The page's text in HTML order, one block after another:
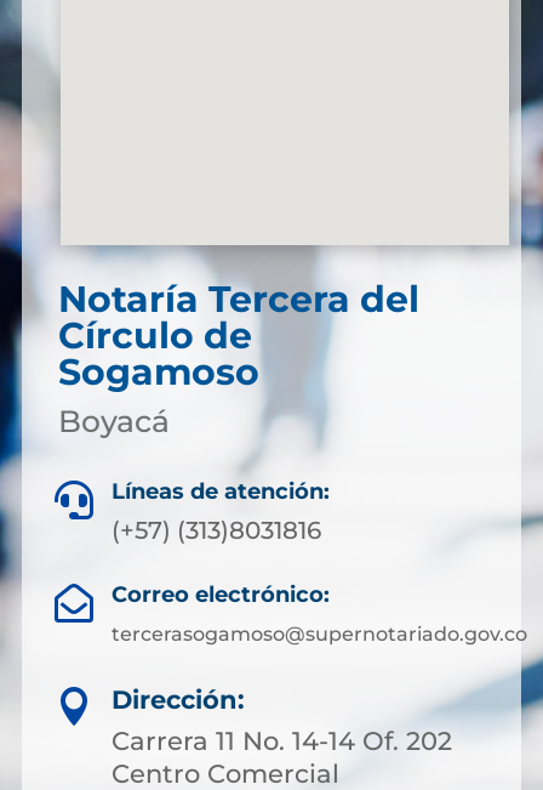
Notaría Tercera del
Círculo de
Sogamoso
Boyacá
 Líneas de atención:
(+57) (313)8031816
 Correo electrónico:
tercerasogamoso@supernotariado.gov.co

Dirección:
Carrera 11 No. 14-14 Of. 202
Centro Comercial